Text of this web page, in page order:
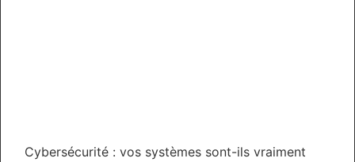
Cybersécurité : vos systèmes sont-ils vraiment